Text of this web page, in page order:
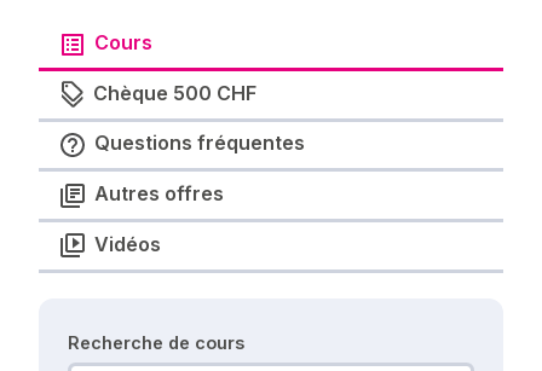
Cours
Chèque 500 CHF
Questions fréquentes
Autres offres
Vidéos
Recherche de cours